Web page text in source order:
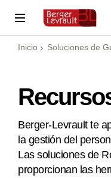
Inicio Soluciones de
Berger-Levrault te
la gestión del
Las soluciones de
proporcionan las